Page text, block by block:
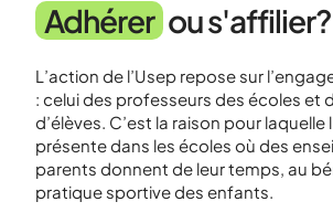
Adhérer ou s'affilier?
L’action de l’Usep repose sur
: celui des professeurs des écoles et
d’élèves. C’est la raison pour laquelle
présente dans les écoles où des
parents donnent de leur temps, au
pratique sportive des enfants.